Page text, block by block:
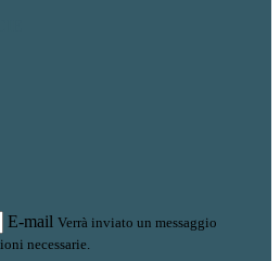
E-mail Verrà inviato un messaggio
necessarie.